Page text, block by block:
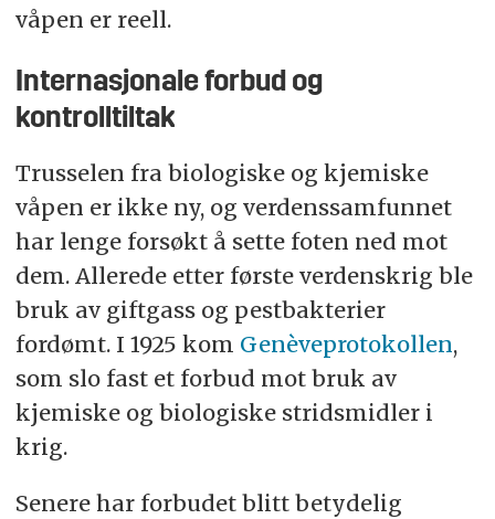
våpen er reell.
Internasjonale forbud og
kontrolltiltak
Trusselen fra biologiske og kjemiske
våpen er ikke ny, og verdenssamfunnet
har lenge forsøkt å sette foten ned mot
dem. Allerede etter første verdenskrig ble
bruk av giftgass og pestbakterier
fordømt. I 1925 kom Genèveprotokollen,
som slo fast et forbud mot bruk av
kjemiske og biologiske stridsmidler i
krig.
Senere har forbudet blitt betydelig